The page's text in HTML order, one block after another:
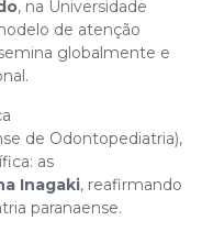
, na Universidade
de atenção
globalmente e
de Odontopediatria),
as
Inagaki, reafirmando
paranaense.